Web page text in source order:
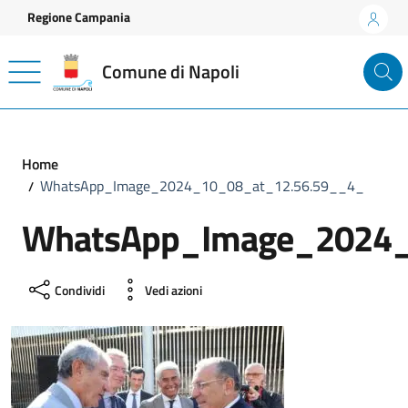
Vai ai contenuti
Vai al footer
Regione Campania
Comune di Napoli
Home
WhatsApp_Image_2024_10_08_at_12.56.59__4_
Condividi Vedi azioni